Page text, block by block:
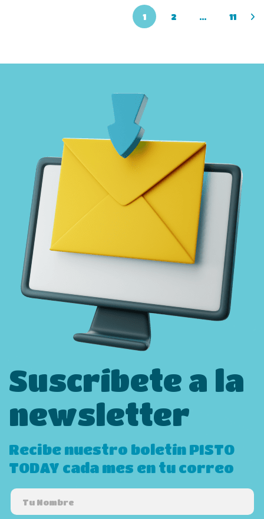
1 2 … 11
Suscríbete a la
newsletter
Recibe nuestro boletín PISTO
TODAY cada mes en tu correo